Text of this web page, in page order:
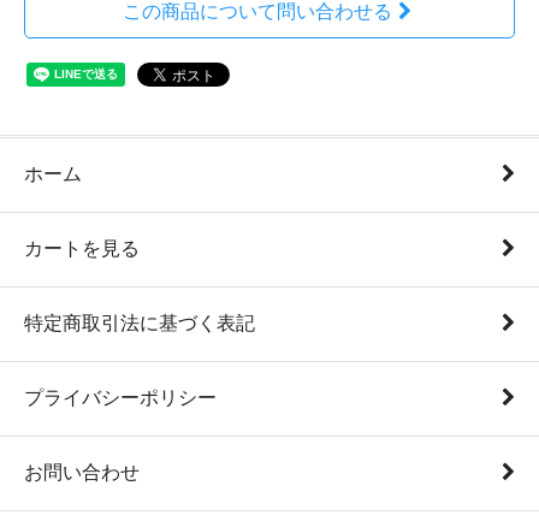
この商品について問い合わせる
ホーム
カートを見る
特定商取引法に基づく表記
プライバシーポリシー
お問い合わせ